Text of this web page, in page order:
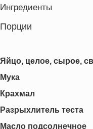
Ингредиенты
Порции
Яйцо, целое, сырое,
Мука
Крахмал
Разрыхлитель теста
Масло подсолнечное